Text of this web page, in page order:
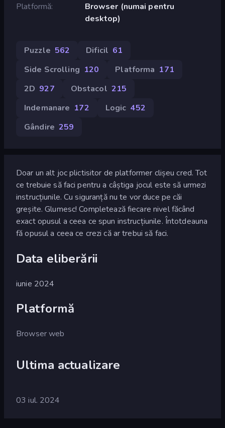
Platformă
Browser (numai pentru
desktop)
Puzzle 562 Dificil 61
Side Scrolling 120 Platforma 171
2D 927 Obstacol 215
Indemanare 172 Logic 452
Gândire 259
Doar un alt joc plictisitor de platformer clișeu cred. Tot
ce trebuie să faci pentru a câștiga jocul este să urmezi
instrucțiunile. Cu siguranță nu te vor duce pe căi
greșite. Glumesc! Completează fiecare nivel făcând
exact opusul a ceea ce spun instrucțiunile. Întotdeauna
fă opusul a ceea ce crezi că ar trebui să faci.
Data eliberării
iunie 2024
Platformă
Browser web
Ultima actualizare
03 iul. 2024